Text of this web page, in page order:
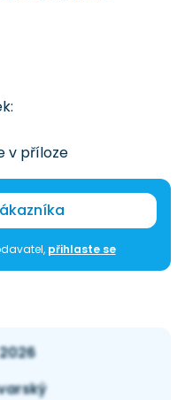
v příloze
přihlaste se